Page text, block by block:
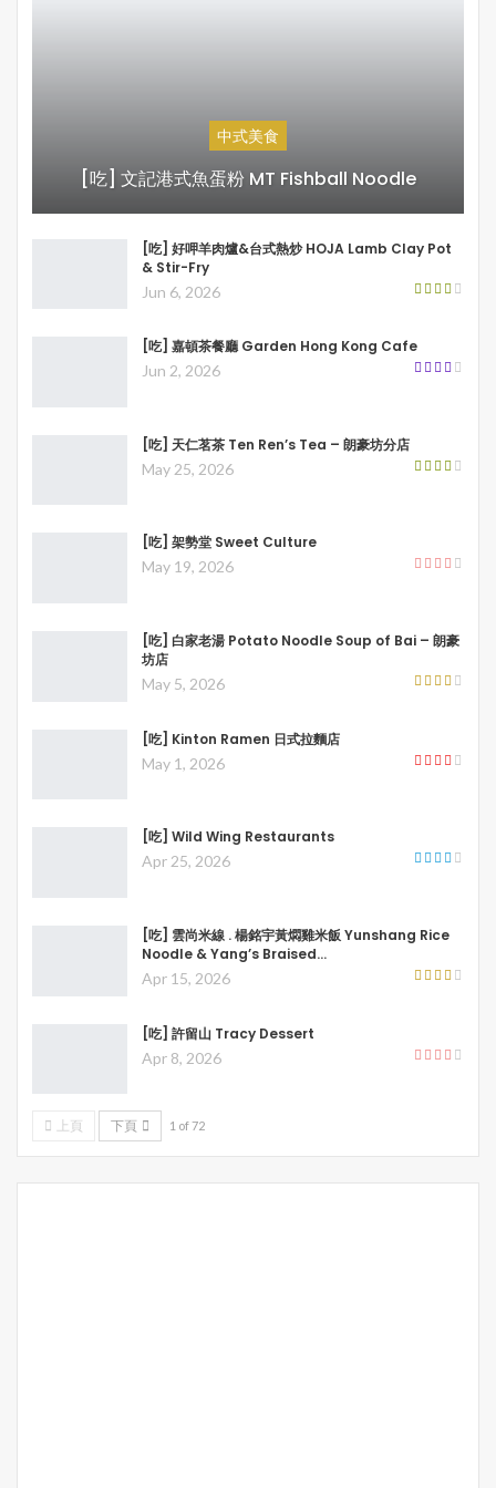
中式美食
[吃] 文記港式魚蛋粉 MT Fishball Noodle
[吃] 好呷羊肉爐&台式熱炒 HOJA Lamb Clay Pot
& Stir-Fry
Jun 6, 2026
[吃] 嘉頓茶餐廳 Garden Hong Kong Cafe
Jun 2, 2026
[吃] 天仁茗茶 Ten Ren’s Tea – 朗豪坊分店
May 25, 2026
[吃] 架勢堂 Sweet Culture
May 19, 2026
[吃] 白家老湯 Potato Noodle Soup of Bai – 朗豪
坊店
May 5, 2026
[吃] Kinton Ramen 日式拉麵店
May 1, 2026
[吃] Wild Wing Restaurants
Apr 25, 2026
[吃] 雲尚米線 . 楊銘宇黃燜雞米飯 Yunshang Rice
Noodle & Yang’s Braised…
Apr 15, 2026
[吃] 許留山 Tracy Dessert
Apr 8, 2026
上頁 下頁 1 of 72